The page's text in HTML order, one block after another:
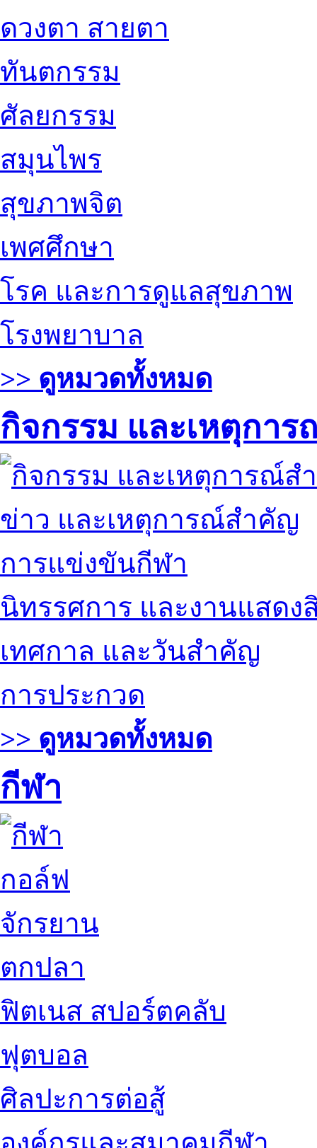
ดวงตา สายตา
ทันตกรรม
ศัลยกรรม
สมุนไพร
สุขภาพจิต
เพศศึกษา
โรค และการดูแลสุขภาพ
โรงพยาบาล
>> ดูหมวดทั้งหมด
กิจกรรม และเหตุกา
ข่าว และเหตุการณ์สำคัญ
การแข่งขันกีฬา
นิทรรศการ และงานแสดง
เทศกาล และวันสำคัญ
การประกวด
>> ดูหมวดทั้งหมด
กีฬา
กอล์ฟ
จักรยาน
ตกปลา
ฟิตเนส สปอร์ตคลับ
ฟุตบอล
ศิลปะการต่อสู้